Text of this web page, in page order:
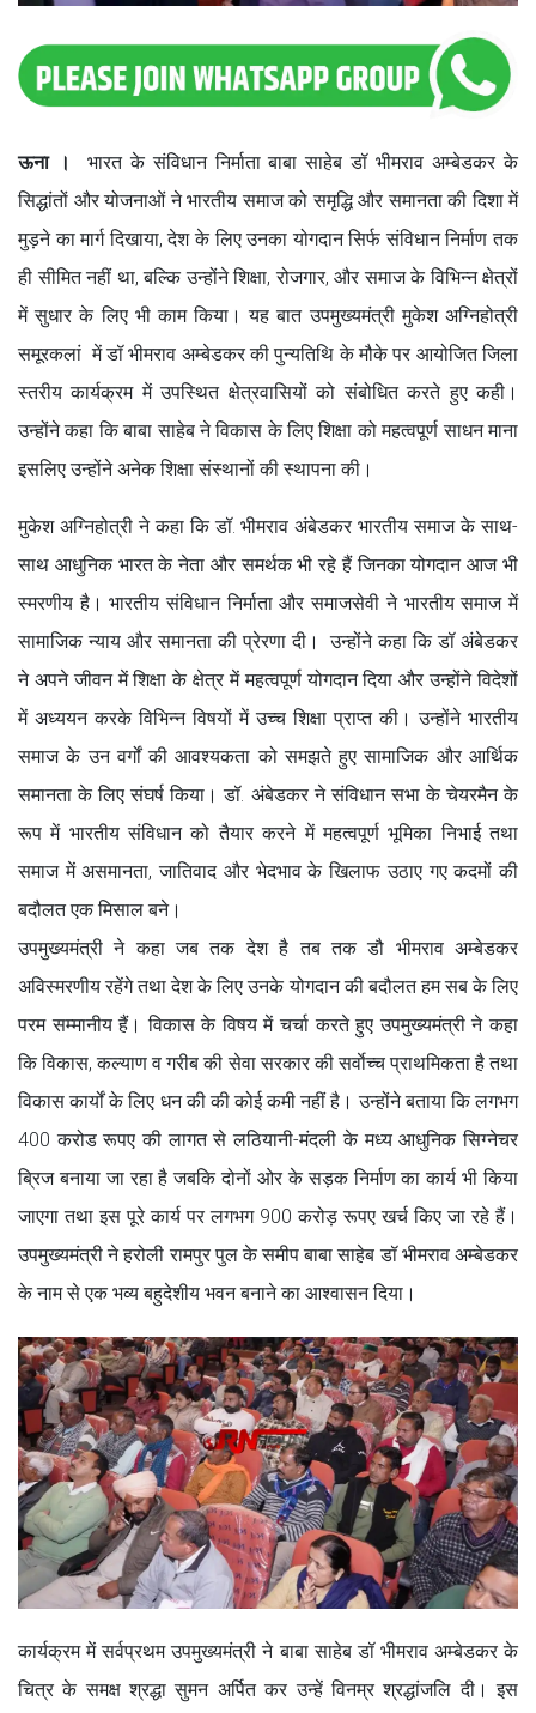
ऊना ।
भारत के संविधान निर्माता बाबा साहेब डॉ भीमराव अम्बेडकर के
सिद्धांतों और योजनाओं ने भारतीय समाज को समृद्धि और समानता की दिशा में
मुड़ने का मार्ग दिखाया, देश के लिए उनका योगदान सिर्फ संविधान निर्माण तक
ही सीमित नहीं था, बल्कि उन्होंने शिक्षा, रोजगार, और समाज के विभिन्न क्षेत्रों
में सुधार के लिए भी काम किया। यह बात उपमुख्यमंत्री मुकेश अग्निहोत्री
समूरकलां में डॉ भीमराव अम्बेडकर की पुन्यतिथि के मौके पर आयोजित जिला
स्तरीय कार्यक्रम में उपस्थित क्षेत्रवासियों को संबोधित करते हुए कही।
उन्होंने कहा कि बाबा साहेब ने विकास के लिए शिक्षा को महत्वपूर्ण साधन माना
इसलिए उन्होंने अनेक शिक्षा संस्थानों की स्थापना की।
मुकेश अग्निहोत्री ने कहा कि डॉ. भीमराव अंबेडकर भारतीय समाज के साथ-
साथ आधुनिक भारत के नेता और समर्थक भी रहे हैं जिनका योगदान आज भी
स्मरणीय है। भारतीय संविधान निर्माता और समाजसेवी ने भारतीय समाज में
सामाजिक न्याय और समानता की प्रेरणा दी। उन्होंने कहा कि डॉ अंबेडकर
ने अपने जीवन में शिक्षा के क्षेत्र में महत्वपूर्ण योगदान दिया और उन्होंने विदेशों
में अध्ययन करके विभिन्न विषयों में उच्च शिक्षा प्राप्त की। उन्होंने भारतीय
समाज के उन वर्गों की आवश्यकता को समझते हुए सामाजिक और आर्थिक
समानता के लिए संघर्ष किया। डॉ. अंबेडकर ने संविधान सभा के चेयरमैन के
रूप में भारतीय संविधान को तैयार करने में महत्वपूर्ण भूमिका निभाई तथा
समाज में असमानता, जातिवाद और भेदभाव के खिलाफ उठाए गए कदमों की
बदौलत एक मिसाल बने।
उपमुख्यमंत्री ने कहा जब तक देश है तब तक डौ भीमराव अम्बेडकर
अविस्मरणीय रहेंगे तथा देश के लिए उनके योगदान की बदौलत हम सब के लिए
परम सम्मानीय हैं। विकास के विषय में चर्चा करते हुए उपमुख्यमंत्री ने कहा
कि विकास, कल्याण व गरीब की सेवा सरकार की सर्वाेच्च प्राथमिकता है तथा
विकास कार्यों के लिए धन की की कोई कमी नहीं है। उन्होंने बताया कि लगभग
400 करोड रूपए की लागत से लठियानी-मंदली के मध्य आधुनिक सिग्नेचर
ब्रिज बनाया जा रहा है जबकि दोनों ओर के सड़क निर्माण का कार्य भी किया
जाएगा तथा इस पूरे कार्य पर लगभग 900 करोड़ रूपए खर्च किए जा रहे हैं।
उपमुख्यमंत्री ने हरोली रामपुर पुल के समीप बाबा साहेब डॉ भीमराव अम्बेडकर
के नाम से एक भव्य बहुदेशीय भवन बनाने का आश्वासन दिया।
कार्यक्रम में सर्वप्रथम उपमुख्यमंत्री ने बाबा साहेब डॉ भीमराव अम्बेडकर के
चित्र के समक्ष श्रद्धा सुमन अर्पित कर उन्हें विनम्र श्रद्धांजलि दी। इस